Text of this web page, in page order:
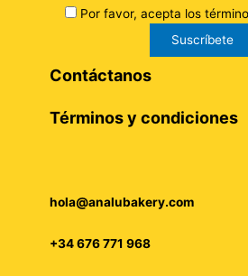
Por favor, acepta los
Contáctanos
Términos y condiciones
hola@analubakery.com
+34 676 771 968